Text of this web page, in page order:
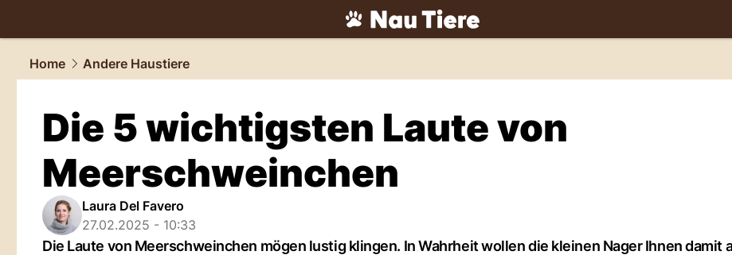
tiere.NAU.ch
Home
Andere Haustiere
Die 5 wichtigsten Laute von
Meerschweinchen
Laura Del Favero
27.02.2025 - 10:33
Die Laute von Meerschweinchen mögen lustig klingen. In Wahrheit wollen die kleinen Nager Ihnen damit